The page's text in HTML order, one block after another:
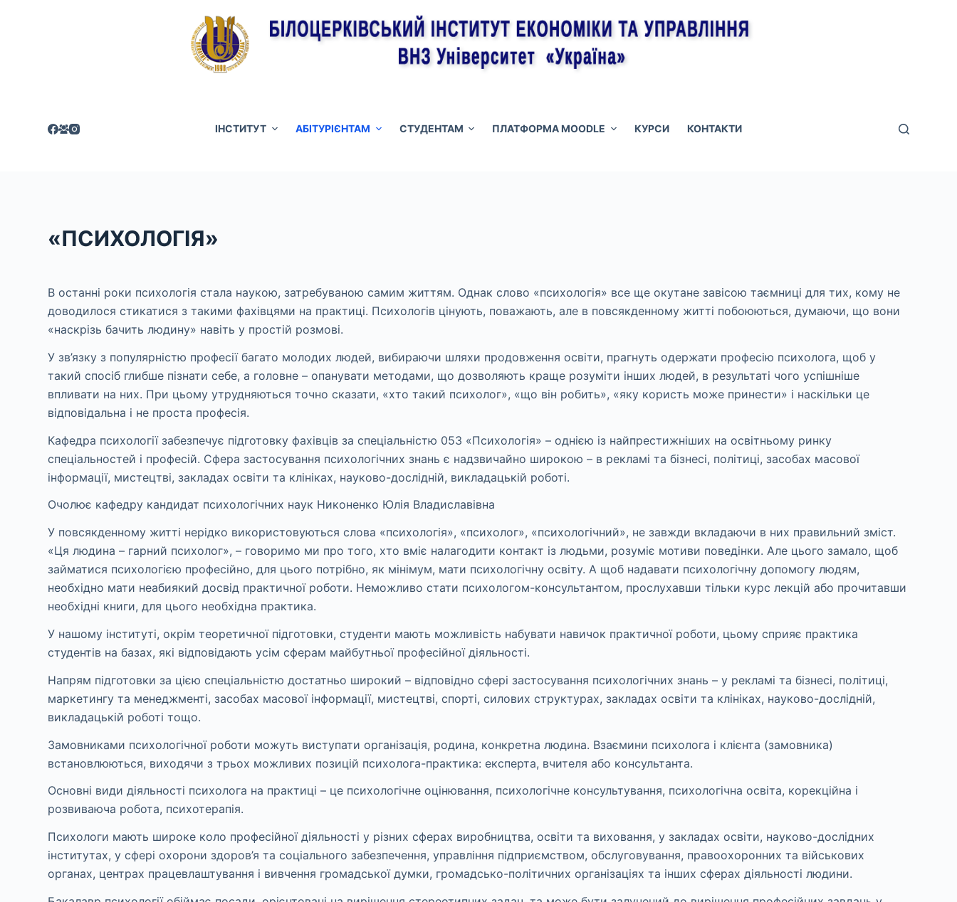
ІНСТИТУТ АБІТУРІЄНТАМ СТУДЕНТАМ ПЛАТФОРМА MOODLE КУРСИ КОНТАКТИ
«ПСИХОЛОГІЯ»
В останні роки психологія стала наукою, затребуваною самим життям. Однак слово «психологія» все ще окутане завісою таємниці для тих, кому не
доводилося стикатися з такими фахівцями на практиці. Психологів цінують, поважають, але в повсякденному житті побоюються, думаючи, що вони
«наскрізь бачить людину» навіть у простій розмові.
У зв’язку з популярністю професії багато молодих людей, вибираючи шляхи продовження освіти, прагнуть одержати професію психолога, щоб у
такий спосіб глибше пізнати себе, а головне – опанувати методами, що дозволяють краще розуміти інших людей, в результаті чого успішніше
впливати на них. При цьому утрудняються точно сказати, «хто такий психолог», «що він робить», «яку користь може принести» і наскільки це
відповідальна і не проста професія.
Кафедра психології забезпечує підготовку фахівців за спеціальністю 053 «Психологія» – однією із найпрестижніших на освітньому ринку
спеціальностей і професій. Сфера застосування психологічних знань є надзвичайно широкою – в рекламі та бізнесі, політиці, засобах масової
інформації, мистецтві, закладах освіти та клініках, науково-дослідній, викладацькій роботі.
Очолює кафедру кандидат психологічних наук Никоненко Юлія Владиславівна
У повсякденному житті нерідко використовуються слова «психологія», «психолог», «психологічний», не завжди вкладаючи в них правильний зміст.
«Ця людина – гарний психолог», – говоримо ми про того, хто вміє налагодити контакт із людьми, розуміє мотиви поведінки. Але цього замало, щоб
займатися психологією професійно, для цього потрібно, як мінімум, мати психологічну освіту. А щоб надавати психологічну допомогу людям,
необхідно мати неабиякий досвід практичної роботи. Неможливо стати психологом-консультантом, прослухавши тільки курс лекцій або прочитавши
необхідні книги, для цього необхідна практика.
У нашому інституті, окрім теоретичної підготовки, студенти мають можливість набувати навичок практичної роботи, цьому сприяє практика
студентів на базах, які відповідають усім сферам майбутньої професійної діяльності.
Напрям підготовки за цією спеціальністю достатньо широкий – відповідно сфері застосування психологічних знань – у рекламі та бізнесі, політиці,
маркетингу та менеджменті, засобах масової інформації, мистецтві, спорті, силових структурах, закладах освіти та клініках, науково-дослідній,
викладацькій роботі тощо.
Замовниками психологічної роботи можуть виступати організація, родина, конкретна людина. Взаємини психолога і клієнта (замовника)
встановлюються, виходячи з трьох можливих позицій психолога-практика: експерта, вчителя або консультанта.
Основні види діяльності психолога на практиці – це психологічне оцінювання, психологічне консультування, психологічна освіта, корекційна і
розвиваюча робота, психотерапія.
Психологи мають широке коло професійної діяльності у різних сферах виробництва, освіти та виховання, у закладах освіти, науково-дослідних
інститутах, у сфері охорони здоров’я та соціального забезпечення, управління підприємством, обслуговування, правоохоронних та військових
органах, центрах працевлаштування і вивчення громадської думки, громадсько-політичних організаціях та інших сферах діяльності людини.